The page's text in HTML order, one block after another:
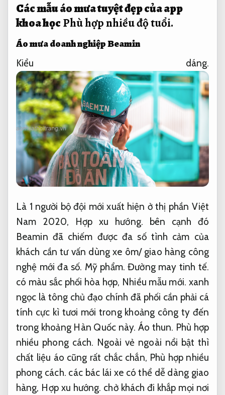
Các mẫu áo mưa tuyệt đẹp của app
khoa họcPhù hợp nhiều độ tuổi.
Áo mưa doanh nghiệp Beamin
Kiểu dáng.
Là 1 người bộ đội mới xuất hiện ở thị phần Việt
Nam 2020, Hợp xu hướng. bên cạnh đó
Beamin đã chiếm được đa số tình cảm của
khách cần tư vấn dùng xe ôm/ giao hàng công
nghệ mới đa số. Mỹ phẩm. Đường may tinh tế.
có màu sắc phối hòa hợp, Nhiều mẫu mới. xanh
ngọc là tông chủ đạo chính đã phối cần phải cá
tính cực kì tươi mới trong khoảng công ty đến
trong khoảng Hàn Quốc này. Áo thun. Phù hợp
nhiều phong cách. Ngoài vẻ ngoài nổi bật thì
chất liệu áo cũng rất chắc chắn, Phù hợp nhiều
phong cách. các bác lái xe có thể dễ dàng giao
hàng, Hợp xu hướng. chở khách đi khắp mọi nơi